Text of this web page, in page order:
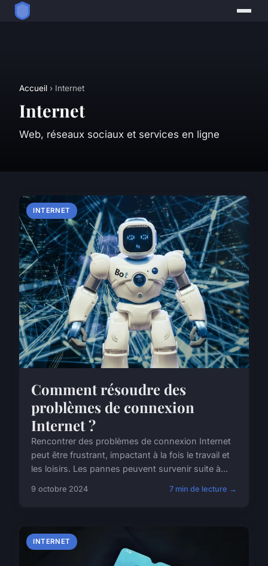
Accueil › Internet
Internet
Web, réseaux sociaux et services en ligne
INTERNET
Comment résoudre des
problèmes de connexion
Internet ?
Rencontrer des problèmes de connexion Internet
peut être frustrant, impactant à la fois le travail et
les loisirs. Les pannes peuvent survenir suite à...
9 octobre 2024 7 min de lecture →
INTERNET